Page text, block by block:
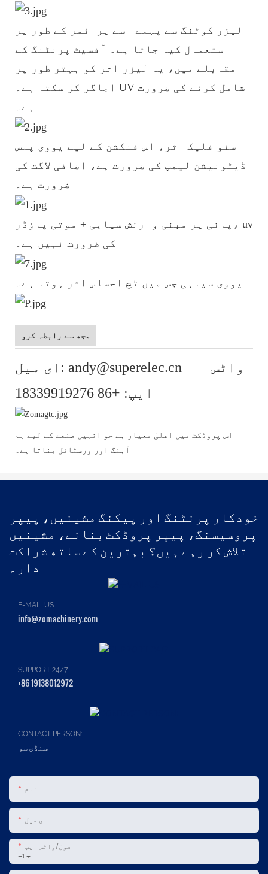
لیزر کوٹنگ سے پہلے اسے پرائمر کے طور پر
استعمال کیا جاتا ہے۔ آفسیٹ پرنٹنگ کے
مقابلے میں، یہ لیزر اثر کو بہتر طور پر
اجاگر کر سکتا ہے۔ UV شامل کرنے کی ضرورت
ہے۔
سنو فلیک اثر، اس فنکشن کے لیے یووی پلس
ڈیٹونیشن لیمپ کی ضرورت ہے، اضافی لاگت کی
ضرورت ہے۔
پانی پر مبنی وارنش سیاہی + موتی پاؤڈر، uv
کی ضرورت نہیں ہے۔
یووی سیاہی جس میں ٹچ احساس اثر ہوتا ہے۔
مجھ سے رابطہ کرو
ای میل: andy@superelec.cn واٹس
اس پروڈکٹ میں اعلیٰ معیار ہے جو انہیں صنعت کے لیے ہم
آہنگ اور ورسٹائل بناتا ہے۔
خودکار پرنٹنگ اور پیکنگ مشینیں، پیپر
پروسیسنگ، پیپر پروڈکٹ بنانے، مشینیں
تلاش کر رہے ہیں؟ بہترین کے ساتھ شراکت
دار۔
E-MAIL US
info@zomachinery.com
SUPPORT 24/7
+86 19138012972
CONTACT PERSON:
سنڈی سو
نام
ای میل
+1
فون/واٹس ایپ